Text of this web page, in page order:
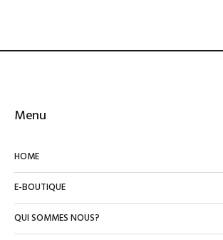
Menu
HOME
E-BOUTIQUE
QUI SOMMES NOUS?